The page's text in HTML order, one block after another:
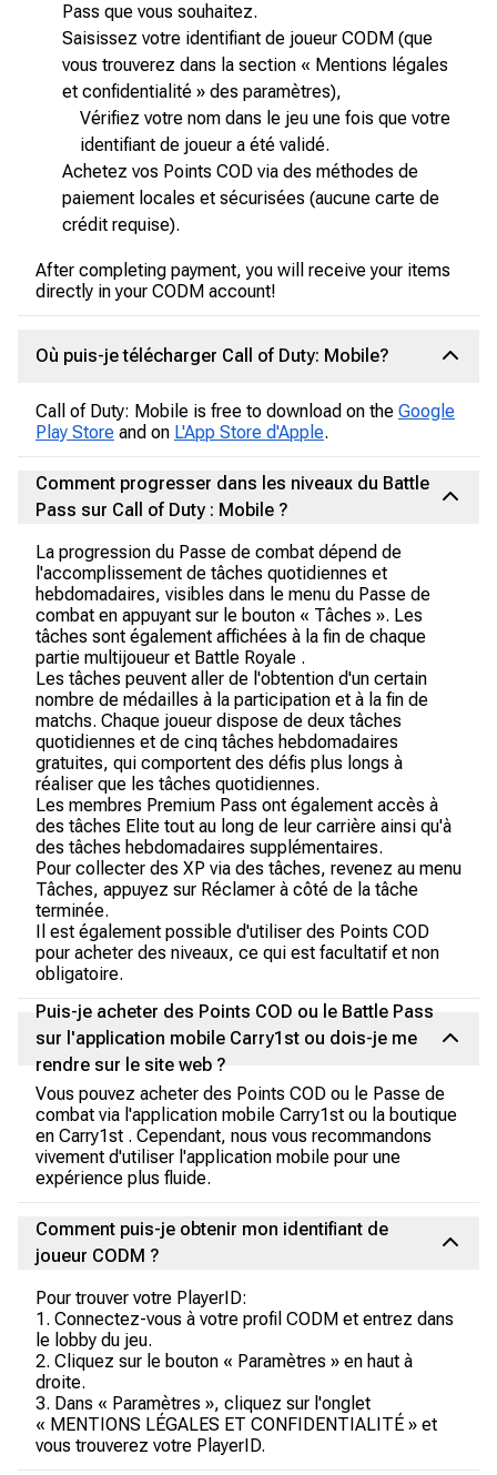
Pass que vous souhaitez.
Saisissez votre identifiant de joueur CODM (que
vous trouverez dans la section « Mentions légales
et confidentialité » des paramètres),
Vérifiez votre nom dans le jeu une fois que votre
identifiant de joueur a été validé.
Achetez vos Points COD via des méthodes de
paiement locales et sécurisées (aucune carte de
crédit requise).
After completing payment, you will receive your items
directly in your CODM account!
Où puis-je télécharger Call of Duty: Mobile?
Call of Duty: Mobile is free to download on the Google
Play Store and on L'App Store d'Apple.
Comment progresser dans les niveaux du Battle
Pass sur Call of Duty : Mobile ?
La progression du Passe de combat dépend de
l'accomplissement de tâches quotidiennes et
hebdomadaires, visibles dans le menu du Passe de
combat en appuyant sur le bouton « Tâches ». Les
tâches sont également affichées à la fin de chaque
partie multijoueur et Battle Royale .
Les tâches peuvent aller de l'obtention d'un certain
nombre de médailles à la participation et à la fin de
matchs. Chaque joueur dispose de deux tâches
quotidiennes et de cinq tâches hebdomadaires
gratuites, qui comportent des défis plus longs à
réaliser que les tâches quotidiennes.
Les membres Premium Pass ont également accès à
des tâches Elite tout au long de leur carrière ainsi qu'à
des tâches hebdomadaires supplémentaires.
Pour collecter des XP via des tâches, revenez au menu
Tâches, appuyez sur Réclamer à côté de la tâche
terminée.
Il est également possible d'utiliser des Points COD
pour acheter des niveaux, ce qui est facultatif et non
obligatoire.
Puis-je acheter des Points COD ou le Battle Pass
sur l'application mobile Carry1st ou dois-je me
rendre sur le site web ?
Vous pouvez acheter des Points COD ou le Passe de
combat via l'application mobile Carry1st ou la boutique
en Carry1st . Cependant, nous vous recommandons
vivement d'utiliser l'application mobile pour une
expérience plus fluide.
Comment puis-je obtenir mon identifiant de
joueur CODM ?
Pour trouver votre PlayerID:
1. Connectez-vous à votre profil CODM et entrez dans
le lobby du jeu.
2. Cliquez sur le bouton « Paramètres » en haut à
droite.
3. Dans « Paramètres », cliquez sur l'onglet
« MENTIONS LÉGALES ET CONFIDENTIALITÉ » et
vous trouverez votre PlayerID.